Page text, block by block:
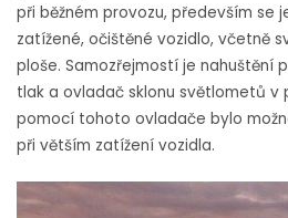
při běžném provozu, především se
zatížené, očištěné vozidlo, včetně
ploše. Samozřejmostí je nahuštění
tlak a ovladač sklonu světlometů v
pomocí tohoto ovladače bylo
při větším zatížení vozidla.